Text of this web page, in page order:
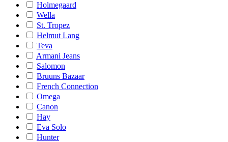
Holmegaard
Wella
St. Tropez
Helmut Lang
Teva
Armani Jeans
Salomon
Bruuns Bazaar
French Connection
Omega
Canon
Hay
Eva Solo
Hunter